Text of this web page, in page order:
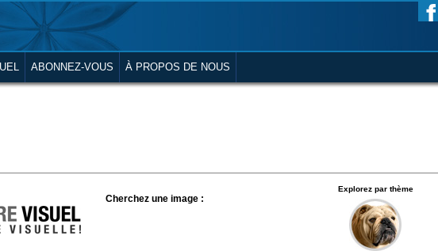
ABONNEZ-VOUS À PROPOS DE NOUS
Cherchez une image :
Explorez par thème